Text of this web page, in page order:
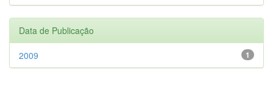
Data de Publicação
1
2009